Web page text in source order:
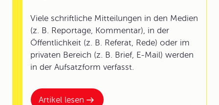
Artikel lesen
Viele schriftliche Mitteilungen in den Medien
(z. B. Reportage, Kommentar), in der
Öffentlichkeit (z. B. Referat, Rede) oder im
privaten Bereich (z. B. Brief, E-Mail) werden
in der Aufsatzform verfasst.